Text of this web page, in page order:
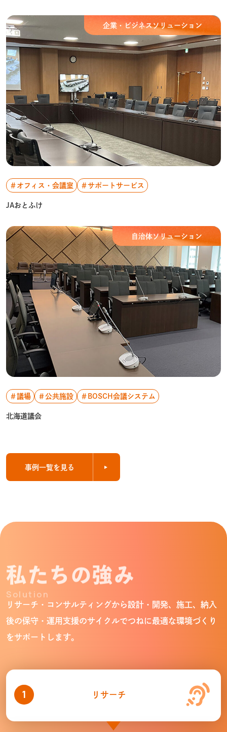
企業・ビジネスソリューション
＃オフィス・会議室 ＃サポートサービス
JAおとふけ
自治体ソリューション
＃議場 ＃公共施設 ＃BOSCH会議システム
北海道議会
事例一覧を見る
私たちの強み
Solution
リサーチ・コンサルティングから設計・開発、施工、納入
後の保守・運用支援のサイクルでつねに最適な環境づくり
をサポートします。
1 リサーチ